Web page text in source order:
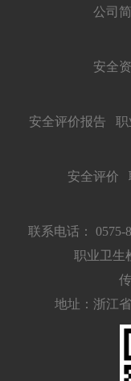
公司
安全
安全评价报告 职
安全评价
联系电话： 0575-
职业卫生
地址：浙江